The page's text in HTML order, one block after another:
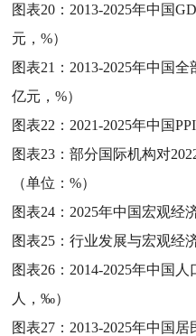
图表20： 2013-2025年中国
元，%）
图表21： 2013-2025年中国
亿元，%）
图表22： 2021-2025年中国
图表23：部分国际机构对
（单位：%）
图表24： 2025年中国宏观经
图表25：行业发展与宏观经
图表26： 2014-2025年中国
人，‰）
图表27： 2013-2025年中国